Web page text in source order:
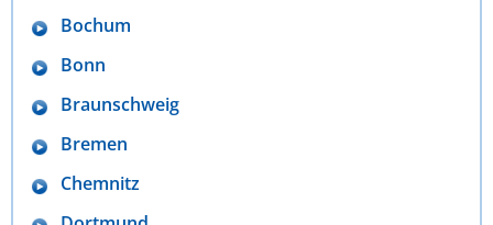
Bochum
Bonn
Braunschweig
Bremen
Chemnitz